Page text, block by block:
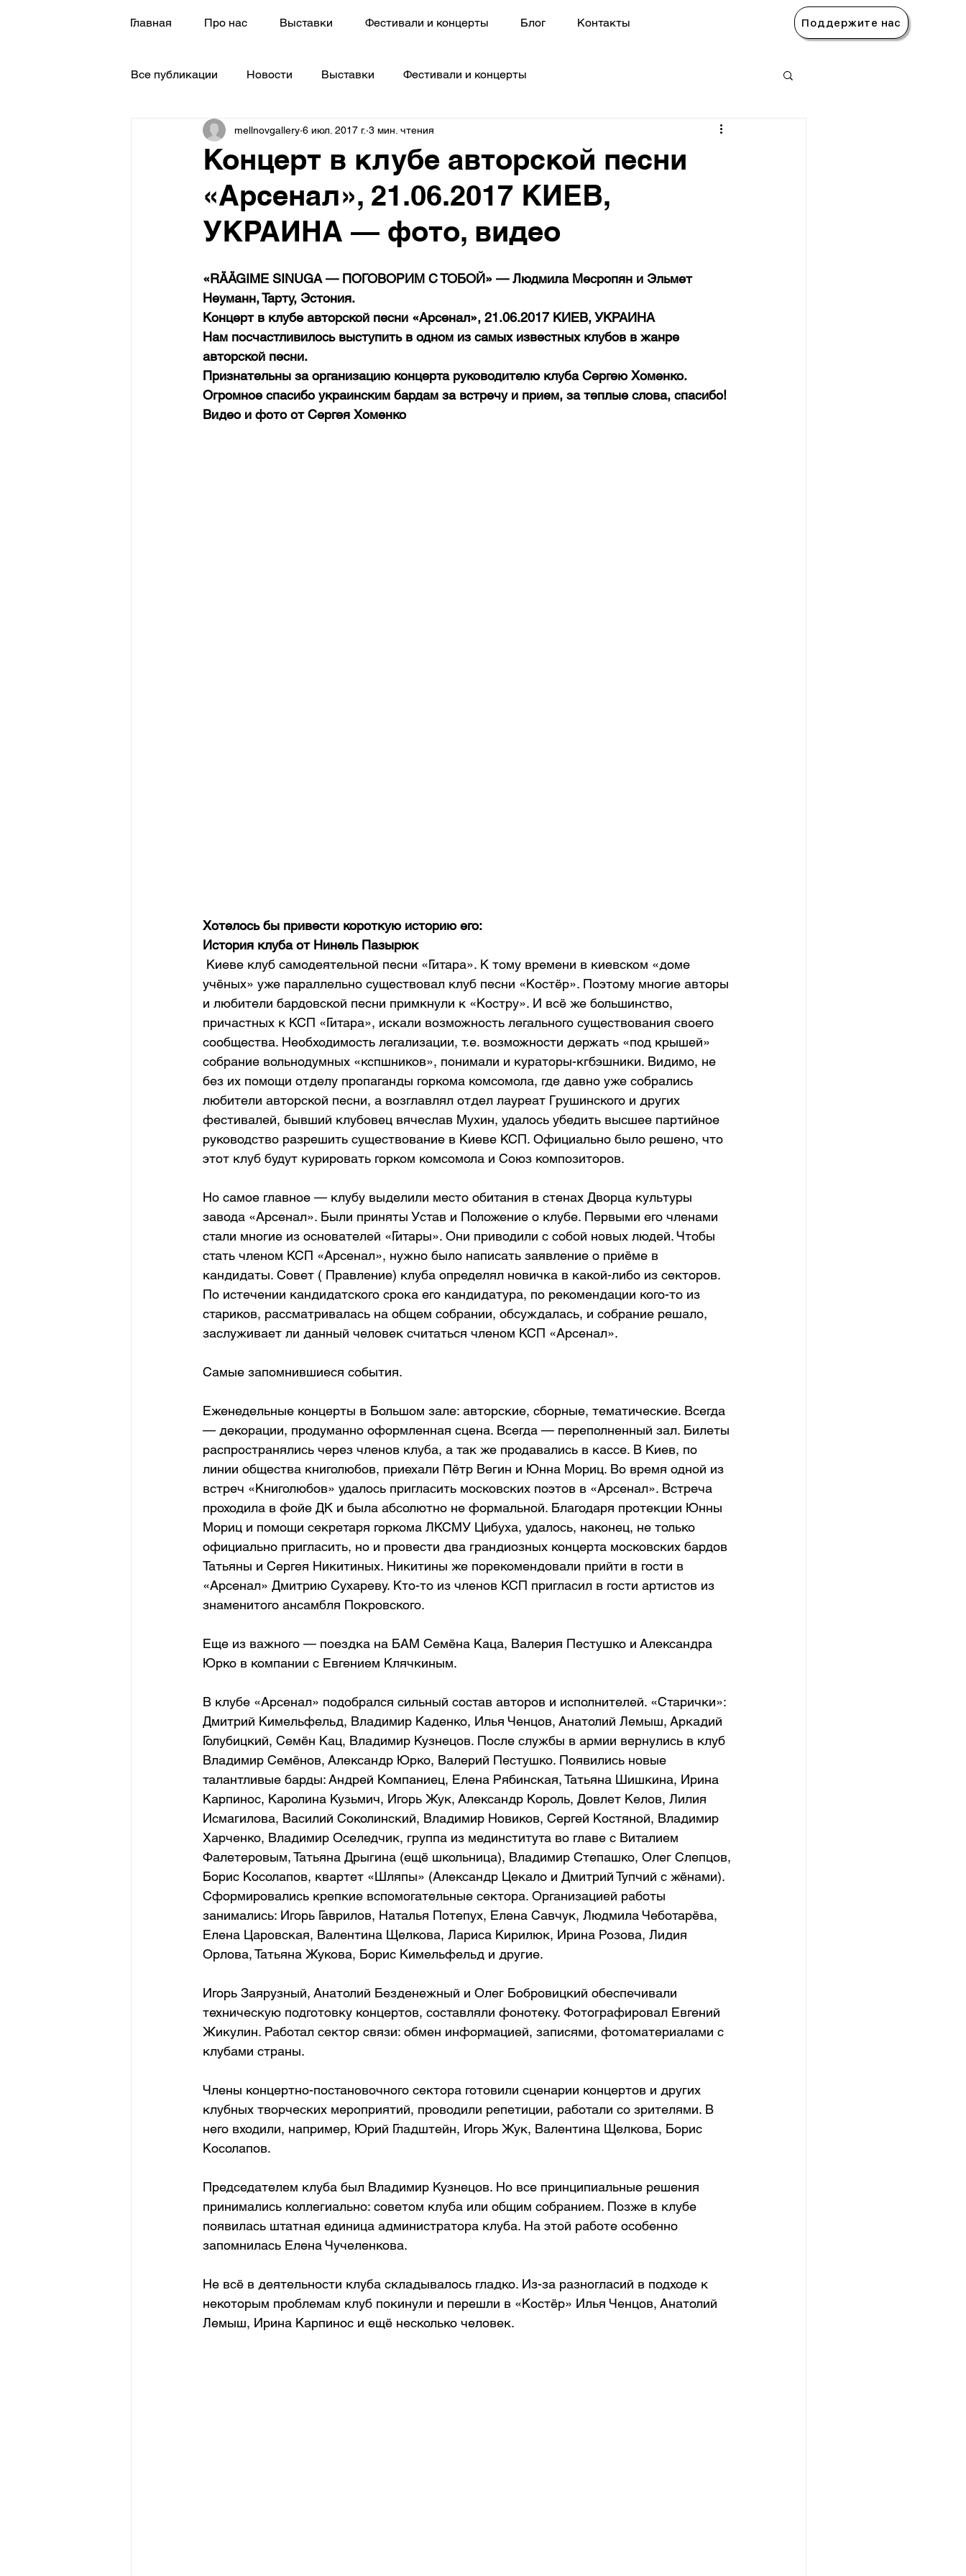
Главная Про нас Выставки Фестивали и концерты Блог Контакты Поддержите нас
Все публикации Новости Выставки Фестивали и концерты
Концерт в клубе авторской песни
«Арсенал», 21.06.2017 КИЕВ,
УКРАИНА — фото, видео
mellnovgallery 6 июл. 2017 г. 3 мин. чтения
«RÄÄGIME SINUGA — ПОГОВОРИМ С ТОБОЙ» — Людмила Месропян и Эльмет
Неуманн, Тарту, Эстония.
Концерт в клубе авторской песни «Арсенал», 21.06.2017 КИЕВ, УКРАИНА
Нам посчастливилось выступить в одном из самых известных клубов в жанре
авторской песни.
Признательны за организацию концерта руководителю клуба Сергею Хоменко.
Огромное спасибо украинским бардам за встречу и прием, за теплые слова, спасибо!
Видео и фото от Сергея Хоменко
Хотелось бы привести короткую историю его:
История клуба от Нинель Пазырюк
учёных» уже параллельно существовал клуб песни «Костёр». Поэтому многие авторы
и любители бардовской песни примкнули к «Костру». И всё же большинство,
причастных к КСП «Гитара», искали возможность легального существования своего
сообщества. Необходимость легализации, т.е. возможности держать «под крышей»
собрание вольнодумных «кспшников», понимали и кураторы-кгбэшники. Видимо, не
без их помощи отделу пропаганды горкома комсомола, где давно уже собрались
любители авторской песни, а возглавлял отдел лауреат Грушинского и других
фестивалей, бывший клубовец вячеслав Мухин, удалось убедить высшее партийное
руководство разрешить существование в Киеве КСП. Официально было решено, что
этот клуб будут курировать горком комсомола и Союз композиторов.
Но самое главное — клубу выделили место обитания в стенах Дворца культуры
завода «Арсенал». Были приняты Устав и Положение о клубе. Первыми его членами
стали многие из основателей «Гитары». Они приводили с собой новых людей. Чтобы
стать членом КСП «Арсенал», нужно было написать заявление о приёме в
кандидаты. Совет ( Правление) клуба определял новичка в какой-либо из секторов.
По истечении кандидатского срока его кандидатура, по рекомендации кого-то из
стариков, рассматривалась на общем собрании, обсуждалась, и собрание решало,
заслуживает ли данный человек считаться членом КСП «Арсенал».
Самые запомнившиеся события.
Еженедельные концерты в Большом зале: авторские, сборные, тематические. Всегда
— декорации, продуманно оформленная сцена. Всегда — переполненный зал. Билеты
распространялись через членов клуба, а так же продавались в кассе. В Киев, по
линии общества книголюбов, приехали Пётр Вегин и Юнна Мориц. Во время одной из
встреч «Книголюбов» удалось пригласить московских поэтов в «Арсенал». Встреча
проходила в фойе ДК и была абсолютно не формальной. Благодаря протекции Юнны
Мориц и помощи секретаря горкома ЛКСМУ Цибуха, удалось, наконец, не только
официально пригласить, но и провести два грандиозных концерта московских бардов
Татьяны и Сергея Никитиных. Никитины же порекомендовали прийти в гости в
«Арсенал» Дмитрию Сухареву. Кто-то из членов КСП пригласил в гости артистов из
знаменитого ансамбля Покровского.
Еще из важного — поездка на БАМ Семёна Каца, Валерия Пестушко и Александра
Юрко в компании с Евгением Клячкиным.
В клубе «Арсенал» подобрался сильный состав авторов и исполнителей. «Старички»:
Дмитрий Кимельфельд, Владимир Каденко, Илья Ченцов, Анатолий Лемыш, Аркадий
Голубицкий, Семён Кац, Владимир Кузнецов. После службы в армии вернулись в клуб
Владимир Семёнов, Александр Юрко, Валерий Пестушко. Появились новые
талантливые барды: Андрей Компаниец, Елена Рябинская, Татьяна Шишкина, Ирина
Карпинос, Каролина Кузьмич, Игорь Жук, Александр Король, Довлет Келов, Лилия
Исмагилова, Василий Соколинский, Владимир Новиков, Сергей Костяной, Владимир
Харченко, Владимир Оселедчик, группа из мединститута во главе с Виталием
Фалетеровым, Татьяна Дрыгина (ещё школьница), Владимир Степашко, Олег Слепцов,
Борис Косолапов, квартет «Шляпы» (Александр Цекало и Дмитрий Тупчий с жёнами).
Сформировались крепкие вспомогательные сектора. Организацией работы
занимались: Игорь Гаврилов, Наталья Потепух, Елена Савчук, Людмила Чеботарёва,
Елена Царовская, Валентина Щелкова, Лариса Кирилюк, Ирина Розова, Лидия
Орлова, Татьяна Жукова, Борис Кимельфельд и другие.
Игорь Заярузный, Анатолий Безденежный и Олег Бобровицкий обеспечивали
техническую подготовку концертов, составляли фонотеку. Фотографировал Евгений
Жикулин. Работал сектор связи: обмен информацией, записями, фотоматериалами с
клубами страны.
Члены концертно-постановочного сектора готовили сценарии концертов и других
клубных творческих мероприятий, проводили репетиции, работали со зрителями. В
него входили, например, Юрий Гладштейн, Игорь Жук, Валентина Щелкова, Борис
Косолапов.
Председателем клуба был Владимир Кузнецов. Но все принципиальные решения
принимались коллегиально: советом клуба или общим собранием. Позже в клубе
появилась штатная единица администратора клуба. На этой работе особенно
запомнилась Елена Чучеленкова.
Не всё в деятельности клуба складывалось гладко. Из-за разногласий в подходе к
некоторым проблемам клуб покинули и перешли в «Костёр» Илья Ченцов, Анатолий
Лемыш, Ирина Карпинос и ещё несколько человек.